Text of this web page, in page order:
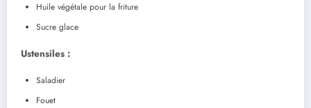
Huile végétale pour la friture
Sucre glace
Ustensiles :
Saladier
Fouet